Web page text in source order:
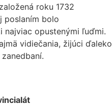
roku 1732
poslaním bolo
najviac opustenými ľuďmi.
vidiečania, žijúci ďaleko